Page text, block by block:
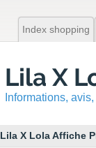
Index shopping
Lila X
Informations,
Lila X Lola Affiche